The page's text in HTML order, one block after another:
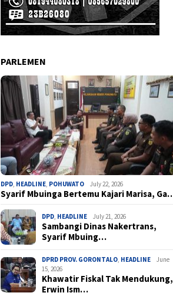
PARLEMEN
DPD, HEADLINE, POHUWATO July 22, 2026
Syarif Mbuinga Bertemu Kajari Marisa,
DPD, HEADLINE July 21, 2026
Sambangi Dinas Nakertrans,
Syarif Mbuing…
DPRD PROV. GORONTALO, HEADLINE
June
15, 2026
Khawatir Fiskal Tak Mendukung,
Erwin Ism…